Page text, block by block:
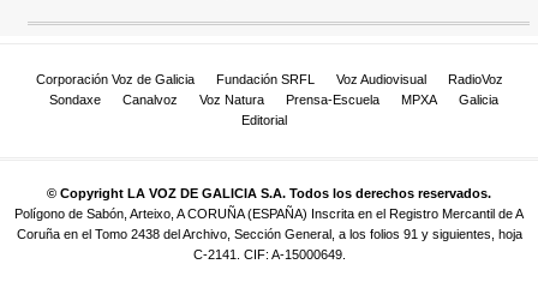
Corporación Voz de Galicia Fundación SRFL Voz Audiovisual
RadioVoz
Sondaxe
Canalvoz Voz Natura Prensa-Escuela MPXA
Galicia
Editorial
© Copyright LA VOZ DE GALICIA S.A. Todos los derechos reservados.
Polígono de Sabón, Arteixo, A CORUÑA (ESPAÑA) Inscrita en el Registro Mercantil de A
Coruña en el Tomo 2438 del Archivo, Sección General, a los folios 91 y siguientes, hoja
C-2141. CIF: A-15000649.